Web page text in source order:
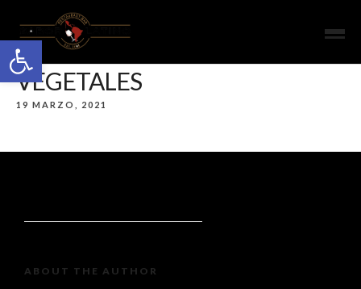
Open toolbar
VEGETALES
19 MARZO, 2021
ABOUT THE AUTHOR